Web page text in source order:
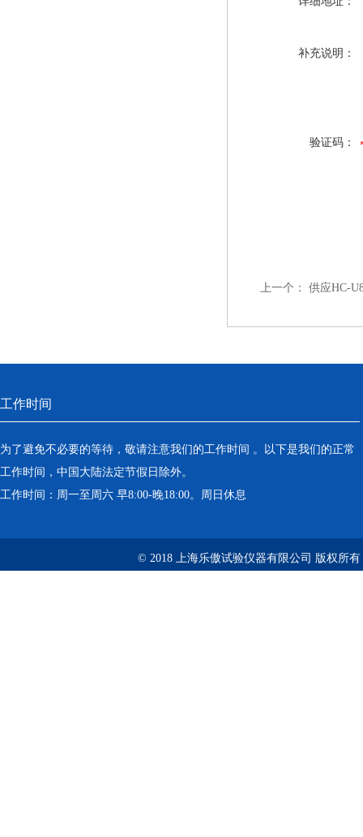
补充说明：
验证码：
上一个： 供应HC-
工作时间
为了避免不必要的等待，敬请注意我们的工作时间 。以下是我们的正常
工作时间，中国大陆法定节假日除外。
工作时间：周一至周六 早8:00-晚18:00。周日休息
© 2018 上海乐傲试验仪器有限公司 版权所